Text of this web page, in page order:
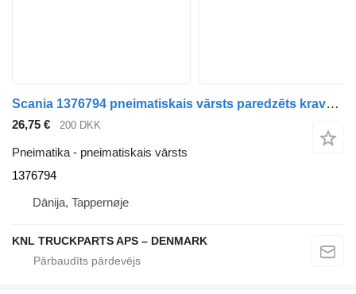
Scania 1376794 pneimatiskais vārsts paredzēts kravas automašīnas
26,75 € 200 DKK
Pneimatika - pneimatiskais vārsts
1376794
Dānija, Tappernøje
KNL TRUCKPARTS APS – DENMARK